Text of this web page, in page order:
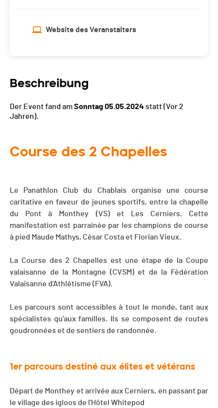
Website des Veranstalters
Beschreibung
Der Event fand amSonntag 05.05.2024 statt(Vor 2
Jahren).
Course des 2 Chapelles
Le Panathlon Club du Chablais organise une course
caritative en faveur de jeunes sportifs, entre la chapelle
du Pont à Monthey (VS) et Les Cerniers. Cette
manifestation est parrainée par les champions de course
à pied Maude Mathys, César Costa et Florian Vieux.
La Course des 2 Chapelles est une étape de la Coupe
valaisanne de la Montagne (CVSM) et de la Fédération
Valaisanne d'Athlétisme (FVA).
Les parcours sont accessibles à tout le monde, tant aux
spécialistes qu'aux familles. Ils se composent de routes
goudronnées et de sentiers de randonnée.
1er parcours destiné aux élites et vétérans
Départ de Monthey et arrivée aux Cerniers, en passant par
le village des igloos de l'Hôtel Whitepod